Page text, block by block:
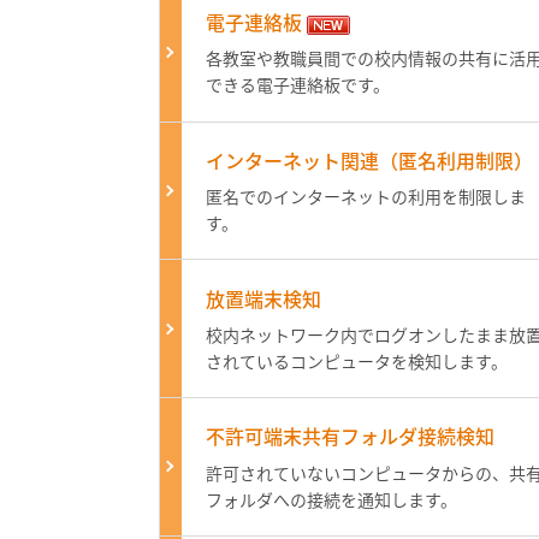
電子連絡板
各教室や教職員間での校内情報の共有に活
できる電子連絡板です。
インターネット関連（匿名利用制限）
匿名でのインターネットの利用を制限しま
す。
放置端末検知
校内ネットワーク内でログオンしたまま放
されているコンピュータを検知します。
不許可端末共有フォルダ接続検知
許可されていないコンピュータからの、共
フォルダへの接続を通知します。